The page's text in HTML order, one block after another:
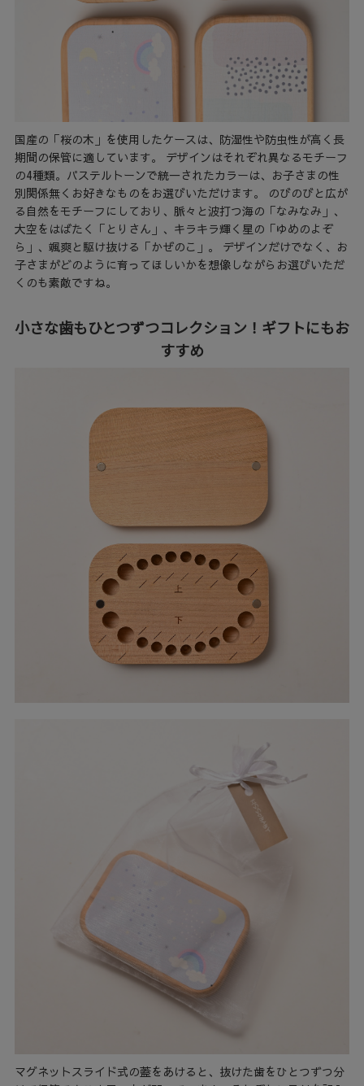
国産の「桜の木」を使用したケースは、防湿性や防虫性が高く長
期間の保管に適しています。 デザインはそれぞれ異なるモチーフ
の4種類。パステルトーンで統一されたカラーは、お子さまの性
別関係無くお好きなものをお選びいただけます。 のびのびと広が
る自然をモチーフにしており、脈々と波打つ海の「なみなみ」、
大空をはばたく「とりさん」、キラキラ輝く星の「ゆめのよぞ
ら」、颯爽と駆け抜ける「かぜのこ」。 デザインだけでなく、お
子さまがどのように育ってほしいかを想像しながらお選びいただ
くのも素敵ですね。
小さな歯もひとつずつコレクション！ギフトにもお
すすめ
マグネットスライド式の蓋をあけると、抜けた歯をひとつずつ分